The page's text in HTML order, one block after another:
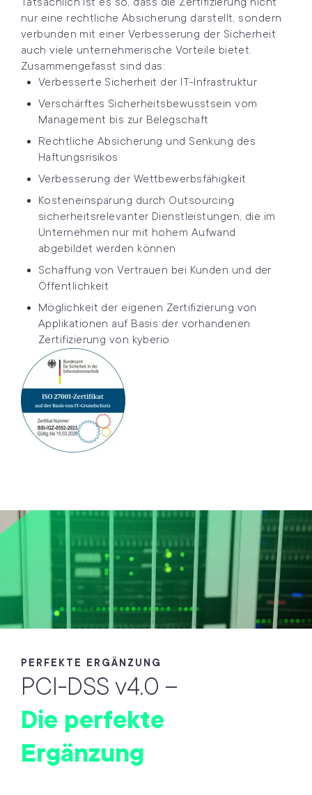
nur eine rechtliche Absicherung darstellt, sondern
verbunden mit einer Verbesserung der Sicherheit
auch viele unternehmerische Vorteile bietet.
Zusammengefasst sind das:
Verbesserte Sicherheit der IT-Infrastruktur
Verschärftes Sicherheitsbewusstsein vom
Management bis zur Belegschaft
Rechtliche Absicherung und Senkung des
Haftungsrisikos
Verbesserung der Wettbewerbsfähigkeit
Kosteneinsparung durch Outsourcing
sicherheitsrelevanter Dienstleistungen, die im
Unternehmen nur mit hohem Aufwand
abgebildet werden können
Schaffung von Vertrauen bei Kunden und der
Öffentlichkeit
Möglichkeit der eigenen Zertifizierung von
Applikationen auf Basis der vorhandenen
Zertifizierung von kyberio
PERFEKTE ERGÄNZUNG
PCI-DSS v4.0 –
Die perfekte
Ergänzung